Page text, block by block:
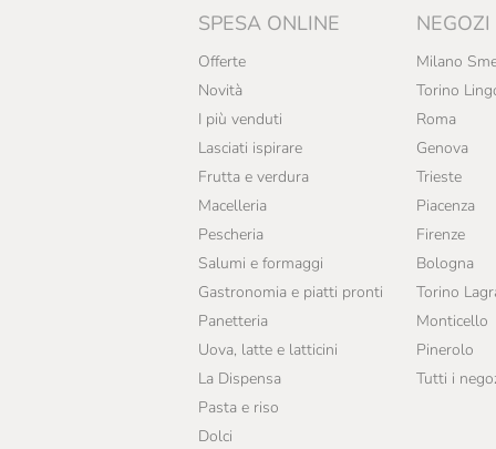
L'Ortofrutta Di Eataly
La Finestra Sul Cielo
La Saponaria
LabNat
Lavazza
Le Cinciole
Losito
SPESA ONLINE
Offerte
Novità
I più venduti
Lasciati ispirare
Frutta e verdura
Macelleria
Pescheria
Salumi e formaggi
Gastronomia e piatti pronti
Panetteria
Uova, latte e latticini
La Dispensa
Pasta e riso
Dolci
NEGOZI
Milano
Torino
Roma
Genova
Trieste
Piacenza
Firenze
Bologna
Torino
Monticello
Pinerolo
Tutti i